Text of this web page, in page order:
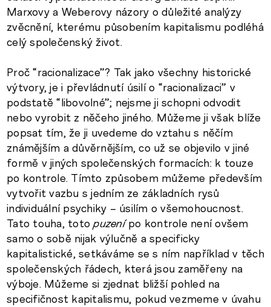
Marxovy a Weberovy názory o důležité analýzy
zvěcnění, kterému působením kapitalismu podléhá
celý společenský život.
Proč “racionalizace”? Tak jako všechny historické
výtvory, je i převládnutí úsilí o “racionalizaci” v
podstatě “libovolné”; nejsme ji schopni odvodit
nebo vyrobit z něčeho jiného. Můžeme ji však blíže
popsat tím, že ji uvedeme do vztahu s něčím
známějším a důvěrnějším, co už se objevilo v jiné
formě v jiných společenských formacích: k touze
po kontrole. Tímto způsobem můžeme především
vytvořit vazbu s jedním ze základních rysů
individuální psychiky – úsilím o všemohoucnost.
Tato touha, totopuzenípo kontrole není ovšem
samo o sobě nijak výlučně a specificky
kapitalistické, setkáváme se s ním například v těch
společenských řádech, která jsou zaměřeny na
výboje. Můžeme si zjednat bližší pohled na
specifičnost kapitalismu, pokud vezmeme v úvahu